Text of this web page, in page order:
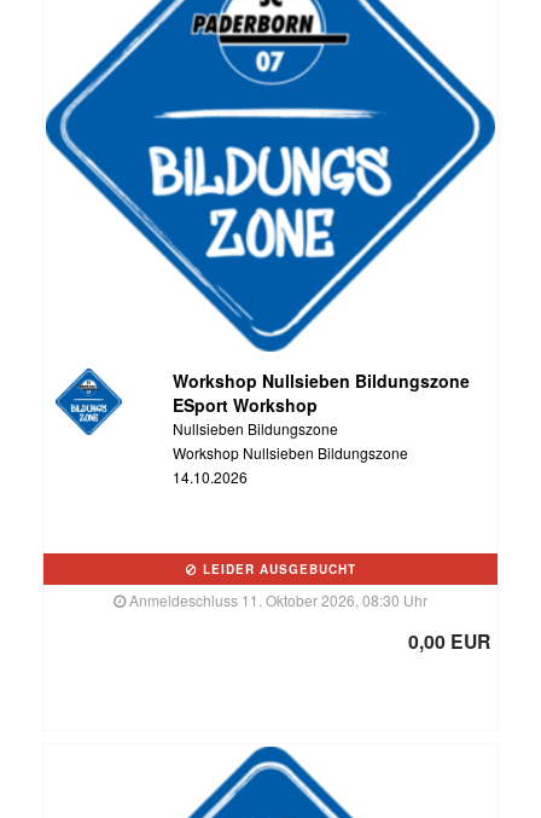
Workshop Nullsieben Bildungszone
ESport Workshop
Nullsieben Bildungszone
Workshop Nullsieben Bildungszone
14.10.2026
LEIDER AUSGEBUCHT
Anmeldeschluss 11. Oktober 2026, 08:30 Uhr
0,00 EUR